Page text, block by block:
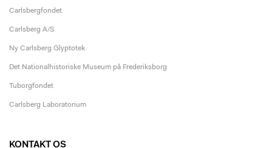
Carlsbergfondet
Carlsberg A/S
Ny Carlsberg Glyptotek
Det Nationalhistoriske Museum på Frederiksborg
Tuborgfondet
Carlsberg Laboratorium
KONTAKT OS